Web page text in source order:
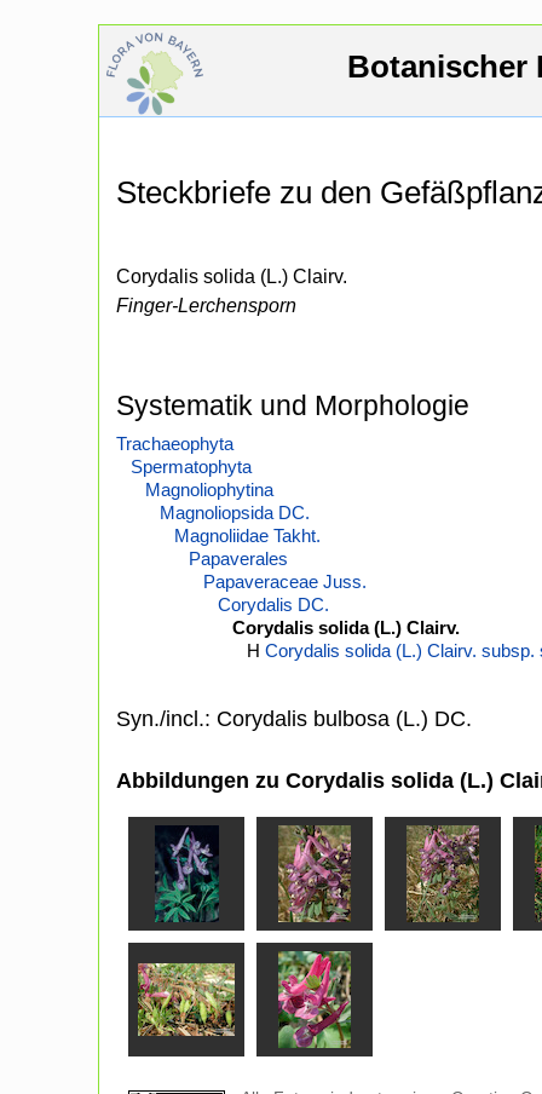
Botanischer
Steckbriefe zu den
Corydalis solida (L.) Clairv.
Finger-Lerchensporn
Systematik und Morphologie
Trachaeophyta
Spermatophyta
Magnoliophytina
Magnoliopsida DC.
Magnoliidae Takht.
Papaverales
Papaveraceae Juss.
Corydalis DC.
Corydalis solida (L.) Clairv.
H Corydalis solida (L.) Clairv. subsp.
Syn./incl.: Corydalis bulbosa (L.) DC.
Abbildungen zu Corydalis solida (L.)